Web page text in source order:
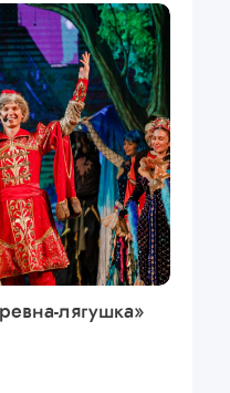
лягушка»